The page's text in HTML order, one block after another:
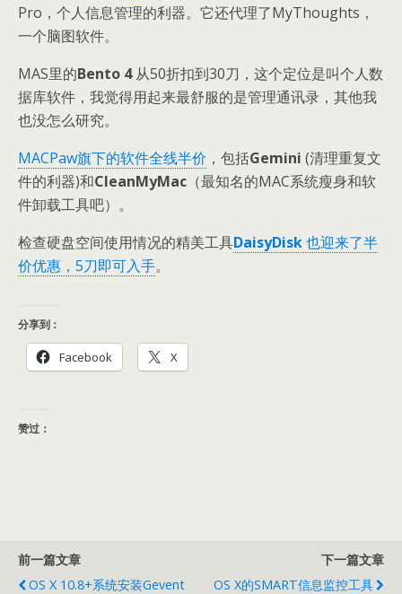
Pro，个人信息管理的利器。它还代理了MyThoughts，
一个脑图软件。
MAS里的Bento 4从50折扣到30刀，这个定位是叫个人数
据库软件，我觉得用起来最舒服的是管理通讯录，其他我
也没怎么研究。
MACPaw旗下的软件全线半价 ，包括Gemini (清理重复文
件的利器)和CleanMyMac （最知名的MAC系统瘦身和软
件卸载工具吧）。
检查硬盘空间使用情况的精美工具DaisyDisk也迎来了半
价优惠，5刀即可入手。
分享到：
Facebook X
赞过：
前一篇文章
OS X 10.8+系统安装gevent
下一篇文章
OS X的SMART信息监控工具